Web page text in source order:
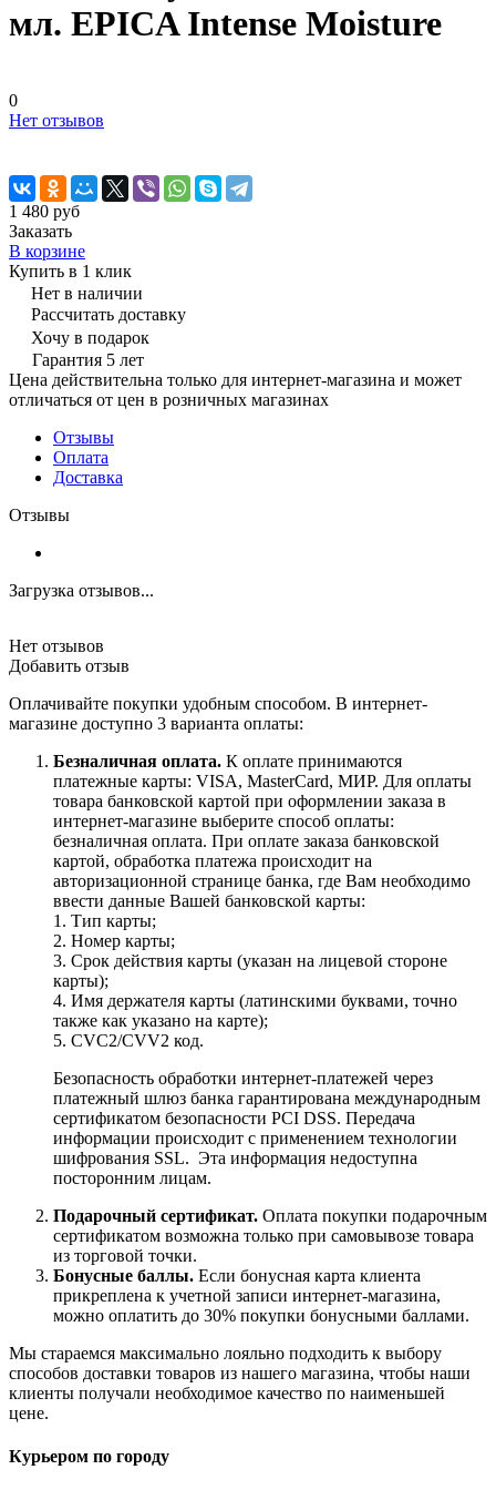
мл. EPICA Intense Moisture
0
Нет отзывов
1 480 руб
Заказать
В корзине
Купить в 1 клик
Нет в наличии
Рассчитать доставку
Хочу в подарок
Гарантия 5 лет
Цена действительна только для интернет-магазина и может
отличаться от цен в розничных магазинах
Отзывы
Оплата
Доставка
Отзывы
Загрузка отзывов...
Нет отзывов
Добавить отзыв
Оплачивайте покупки удобным способом. В интернет-
магазине доступно 3 варианта оплаты:
Безналичная оплата. К оплате принимаются
платежные карты: VISA, MasterCard, МИР. Для оплаты
товара банковской картой при оформлении заказа в
интернет-магазине выберите способ оплаты:
безналичная оплата. При оплате заказа банковской
картой, обработка платежа происходит на
авторизационной странице банка, где Вам необходимо
ввести данные Вашей банковской карты:
1. Тип карты;
2. Номер карты;
3. Срок действия карты (указан на лицевой стороне
карты);
4. Имя держателя карты (латинскими буквами, точно
также как указано на карте);
5. CVC2/CVV2 код.
Безопасность обработки интернет-платежей через
платежный шлюз банка гарантирована международным
сертификатом безопасности PCI DSS. Передача
информации происходит с применением технологии
шифрования SSL. Эта информация недоступна
посторонним лицам.
Подарочный сертификат. Оплата покупки подарочным
сертификатом возможна только при самовывозе товара
из торговой точки.
Бонусные баллы. Если бонусная карта клиента
прикреплена к учетной записи интернет-магазина,
можно оплатить до 30% покупки бонусными баллами.
Мы стараемся максимально лояльно подходить к выбору
способов доставки товаров из нашего магазина, чтобы наши
клиенты получали необходимое качество по наименьшей
цене.
Курьером по городу